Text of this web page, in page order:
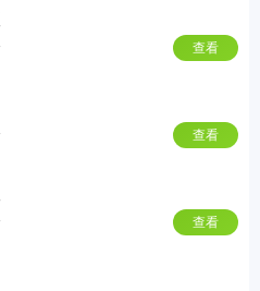
查看
查看
查看